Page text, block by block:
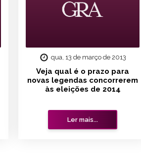
qua, 13 de março de 2013
Veja qual é o prazo para
novas legendas concorrerem
às eleições de 2014
Ler mais...